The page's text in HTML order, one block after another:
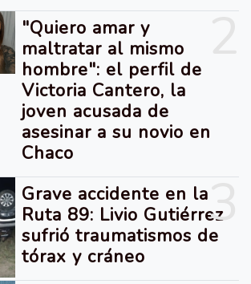
"Quiero amar y
maltratar al mismo
hombre": el perfil de
Victoria Cantero, la
joven acusada de
asesinar a su novio en
Chaco
3
Grave accidente en la
Ruta 89: Livio Gutiérrez
sufrió traumatismos de
tórax y cráneo